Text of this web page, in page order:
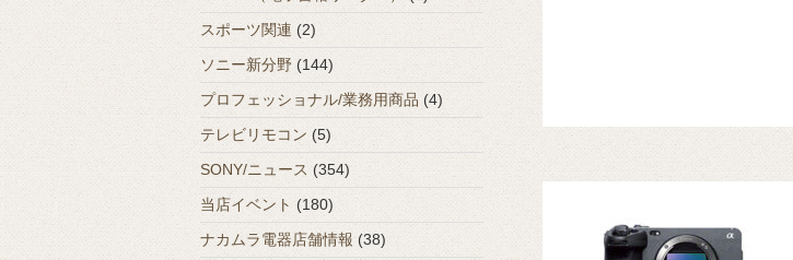
スポーツ関連 (2)
ソニー新分野 (144)
プロフェッショナル/業務用商品 (4)
テレビリモコン (5)
SONY/ニュース (354)
当店イベント (180)
ナカムラ電器店舗情報 (38)